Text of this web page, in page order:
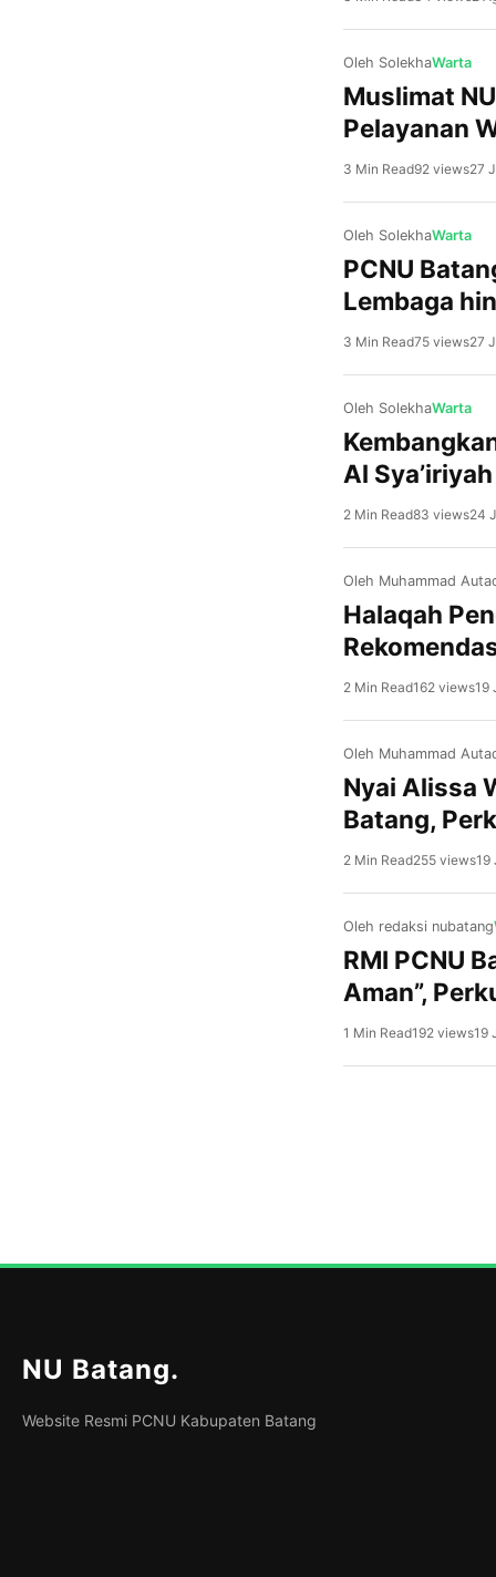
Oleh SolekhaWarta
Muslimat
Pelayanan
3 Min Read92 views27
Oleh SolekhaWarta
PCNU
Lembaga
3 Min Read75 views27
Oleh SolekhaWarta
Al
2 Min Read83 views24
Oleh Muhammad
Halaqah
2 Min Read162 views19
Oleh Muhammad
Nyai Alissa
Batang,
2 Min Read255 views19
Oleh redaksi nubatang
RMI PCNU
Aman”,
1 Min Read192 views19
NU Batang.
Website Resmi PCNU Kabupaten Batang